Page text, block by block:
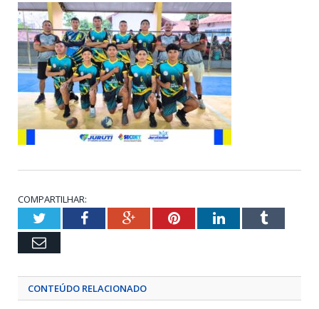
COMPARTILHAR:
TwitterFacebookGoogle+PinterestLinkedInTumblr
Email
CONTEÚDO RELACIONADO